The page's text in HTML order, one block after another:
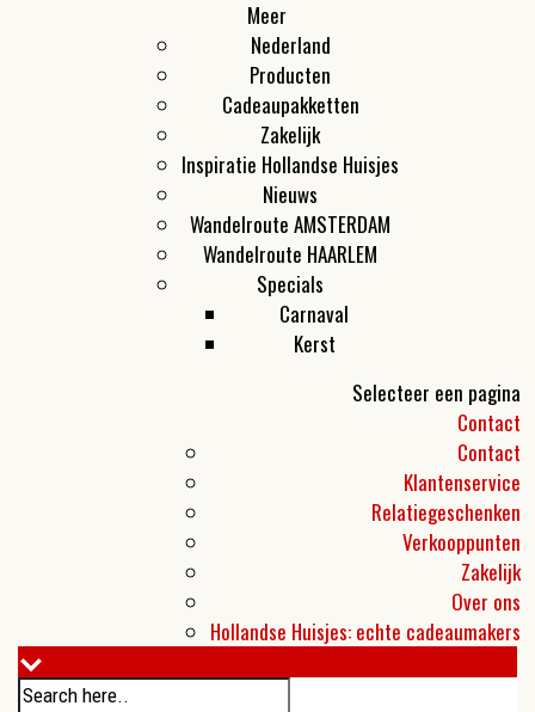
Meer
Nederland
Producten
Cadeaupakketten
Zakelijk
Inspiratie Hollandse Huisjes
Nieuws
Wandelroute AMSTERDAM
Wandelroute HAARLEM
Specials
Carnaval
Kerst
Selecteer een pagina
Contact
Contact
Klantenservice
Relatiegeschenken
Verkooppunten
Zakelijk
Over ons
Hollandse Huisjes: echte cadeaumakers